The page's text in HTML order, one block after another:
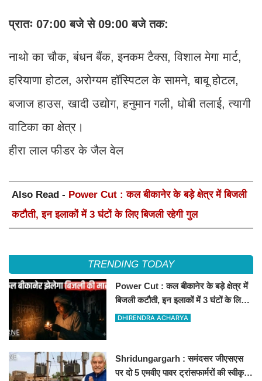
प्रातः 07:00 बजे से 09:00 बजे तक:
नाथो का चौक, बंधन बैंक, इनकम टैक्स, विशाल मेगा मार्ट,
हरियाणा होटल, अरोग्यम हॉस्पिटल के सामने, बाबू होटल,
बजाज हाउस, खादी उद्योग, हनुमान गली, धोबी तलाई, त्यागी
वाटिका का क्षेत्र।
हीरा लाल फीडर के जैल वेल
Also Read - Power Cut : कल बीकानेर के बड़े क्षेत्र में बिजली
कटौती, इन इलाकों में 3 घंटों के लिए बिजली रहेगी गुल
TRENDING TODAY
Power Cut : कल बीकानेर के बड़े क्षेत्र में
बिजली कटौती, इन इलाकों में 3 घंटों के लिए
बिजली रहेगी गुल
DHIRENDRA ACHARYA
Shridungargarh : समंदसर जीएसएस
पर दो 5 एमवीए पावर ट्रांसफार्मरों की स्वीकृति,